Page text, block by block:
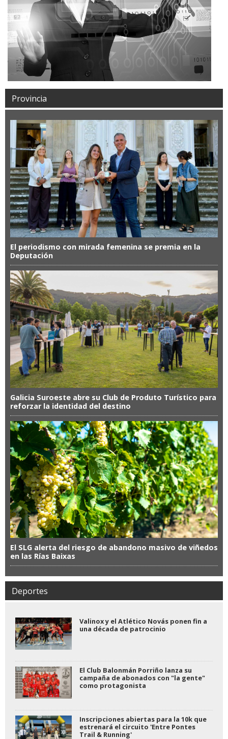
Provincia
El periodismo con mirada femenina se premia en la
Deputación
Galicia Suroeste abre su Club de Produto Turístico para
reforzar la identidad del destino
El SLG alerta del riesgo de abandono masivo de viñedos
en las Rías Baixas
Deportes
Valinox y el Atlético Novás ponen fin a
una década de patrocinio
El Club Balonmán Porriño lanza su
campaña de abonados con "la gente"
como protagonista
Inscripciones abiertas para la 10k que
estrenará el circuito 'Entre Pontes
Trail & Running'